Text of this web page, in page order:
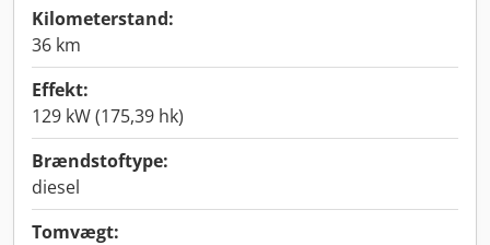
Kilometerstand:
36 km
Effekt:
129 kW (175,39 hk)
Brændstoftype:
diesel
Tomvægt: